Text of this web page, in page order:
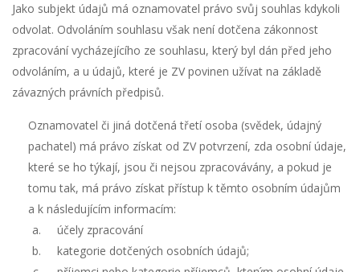
Jako subjekt údajů má oznamovatel právo svůj souhlas kdykoli
odvolat. Odvoláním souhlasu však není dotčena zákonnost
zpracování vycházejícího ze souhlasu, který byl dán před jeho
odvoláním, a u údajů, které je ZV povinen užívat na základě
závazných právních předpisů.
Oznamovatel či jiná dotčená třetí osoba (svědek, údajný
pachatel) má právo získat od ZV potvrzení, zda osobní údaje,
které se ho týkají, jsou či nejsou zpracovávány, a pokud je
tomu tak, má právo získat přístup k těmto osobním údajům
a k následujícím informacím:
účely zpracování
kategorie dotčených osobních údajů;